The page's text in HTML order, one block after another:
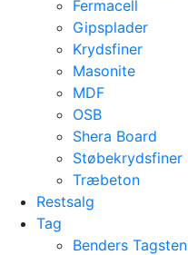
Fermacell
Gipsplader
Krydsfiner
Masonite
MDF
OSB
Shera Board
Støbekrydsfiner
Træbeton
Restsalg
Tag
Benders Tagsten